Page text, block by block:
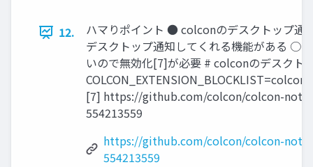
12.
ハマりポイント ● colconのデスクトップ
デスクトップ通知してくれる機能がある ○
いので無効化[7]が必要 # colconのデスクト
[7] https://github.com/colcon/colcon-
554213559
https://github.com/colcon/colcon-
554213559